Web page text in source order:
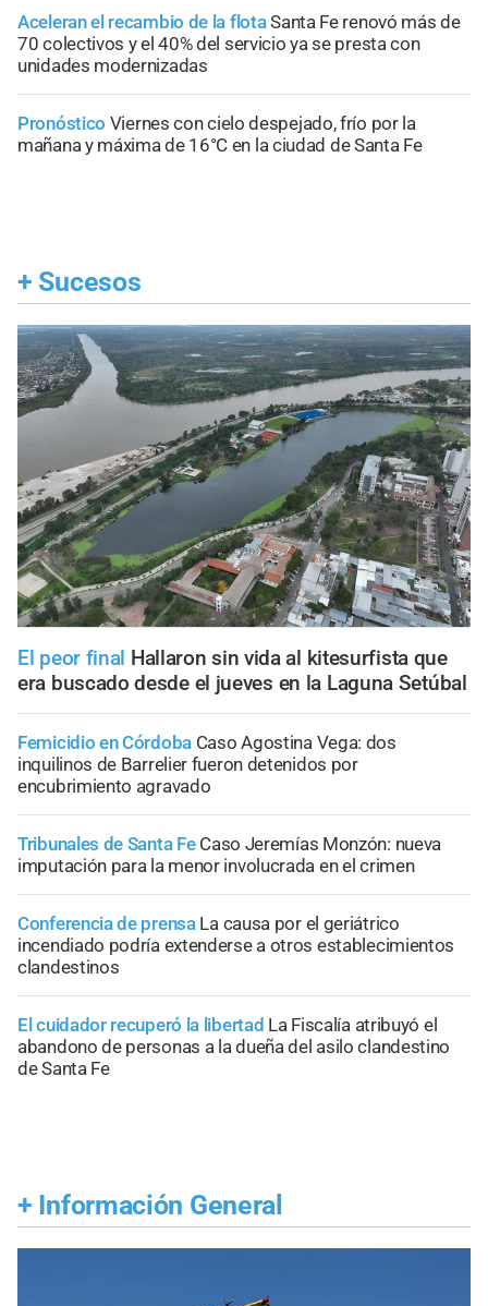
Aceleran el recambio de la flotaSanta Fe renovó más de
70 colectivos y el 40% del servicio ya se presta con
unidades modernizadas
Pronóstico Viernes con cielo despejado, frío por la
mañana y máxima de 16°C en la ciudad de Santa Fe
+ Sucesos
El peor final Hallaron sin vida al kitesurfista que
era buscado desde el jueves en la Laguna Setúbal
Femicidio en Córdoba Caso Agostina Vega: dos
inquilinos de Barrelier fueron detenidos por
encubrimiento agravado
Tribunales de Santa Fe Caso Jeremías Monzón: nueva
imputación para la menor involucrada en el crimen
Conferencia de prensa La causa por el geriátrico
incendiado podría extenderse a otros establecimientos
clandestinos
El cuidador recuperó la libertad La Fiscalía atribuyó el
abandono de personas a la dueña del asilo clandestino
de Santa Fe
+ Información General